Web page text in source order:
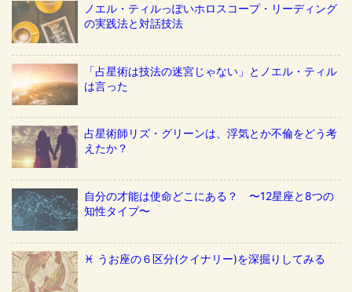
ノエル・ティルっぽいホロスコープ・リーディング
の実践法と対話技法
「占星術は技法の迷宮じゃない」とノエル・ティル
は言った
占星術師リズ・グリーンは、浮気とか不倫をどう考
えたか？
自分の才能は使命どこにある？ 〜12星座と8つの
知性タイプ〜
♓️ うお座の６区分(クイナリー)を深掘りしてみる